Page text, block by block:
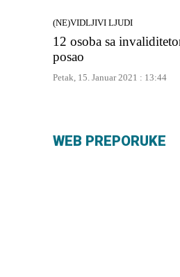
(NE)VIDLJIVI LJUDI
12 osoba sa
posao
Petak, 15. Januar 2021 : 13:44
WEB PREPORUKE